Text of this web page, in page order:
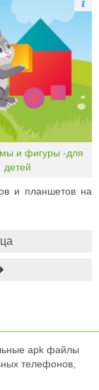
и фигуры -для
детей
и планшетов на
apk файлы
телефонов,